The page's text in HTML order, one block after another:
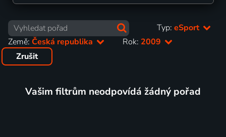
Typ: eSport
Země: Česká republika Rok: 2009
Zrušit
Vašim filtrům neodpovídá žádný pořad